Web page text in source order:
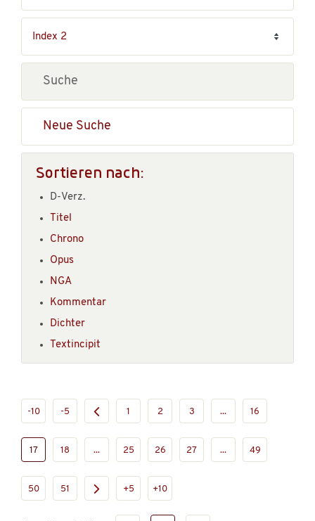
Neue Suche
Sortieren nach:
D-Verz.
Titel
Chrono
Opus
NGA
Kommentar
Dichter
Textincipit
-10 -5 1 2 3 ... 16
17 18 ... 25 26 27 ... 49
50 51 +5 +10